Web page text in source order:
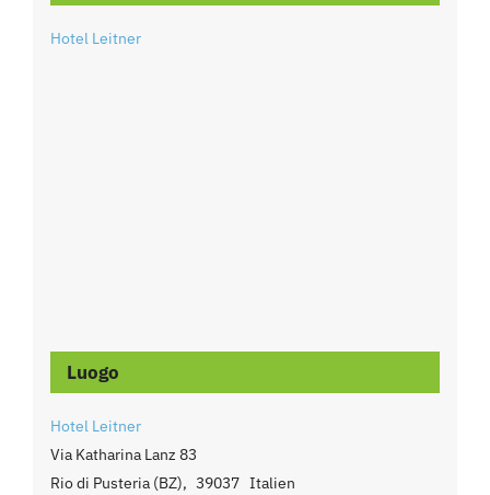
Hotel Leitner
Luogo
Hotel Leitner
Via Katharina Lanz 83
Rio di Pusteria (BZ), 39037 Italien